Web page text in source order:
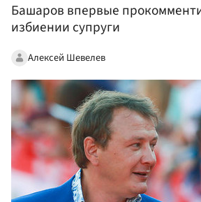
Башаров впервые
избиении супруги
Алексей Шевелев